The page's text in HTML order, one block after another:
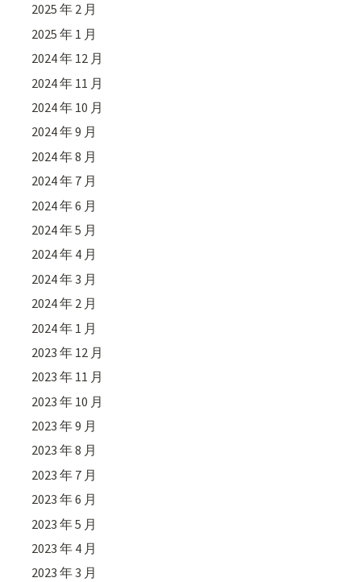
2025 年 2 月
2025 年 1 月
2024 年 12 月
2024 年 11 月
2024 年 10 月
2024 年 9 月
2024 年 8 月
2024 年 7 月
2024 年 6 月
2024 年 5 月
2024 年 4 月
2024 年 3 月
2024 年 2 月
2024 年 1 月
2023 年 12 月
2023 年 11 月
2023 年 10 月
2023 年 9 月
2023 年 8 月
2023 年 7 月
2023 年 6 月
2023 年 5 月
2023 年 4 月
2023 年 3 月